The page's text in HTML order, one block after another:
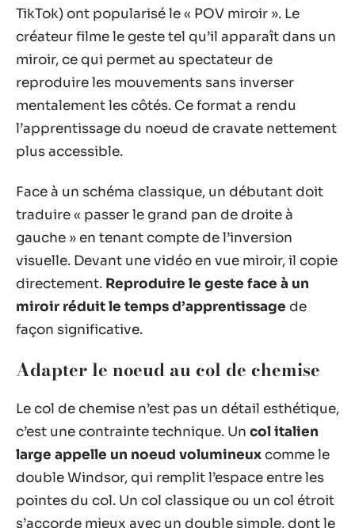
TikTok) ont popularisé le « POV miroir ». Le
créateur filme le geste tel qu’il apparaît dans un
miroir, ce qui permet au spectateur de
reproduire les mouvements sans inverser
mentalement les côtés. Ce format a rendu
l’apprentissage du noeud de cravate nettement
plus accessible.
Face à un schéma classique, un débutant doit
traduire « passer le grand pan de droite à
gauche » en tenant compte de l’inversion
visuelle. Devant une vidéo en vue miroir, il copie
directement. Reproduire le geste face à un
miroir réduit le temps d’apprentissage de
façon significative.
Adapter le noeud au col de chemise
Le col de chemise n’est pas un détail esthétique,
c’est une contrainte technique. Un col italien
large appelle un noeud volumineux comme le
double Windsor, qui remplit l’espace entre les
pointes du col. Un col classique ou un col étroit
s’accorde mieux avec un double simple, dont le